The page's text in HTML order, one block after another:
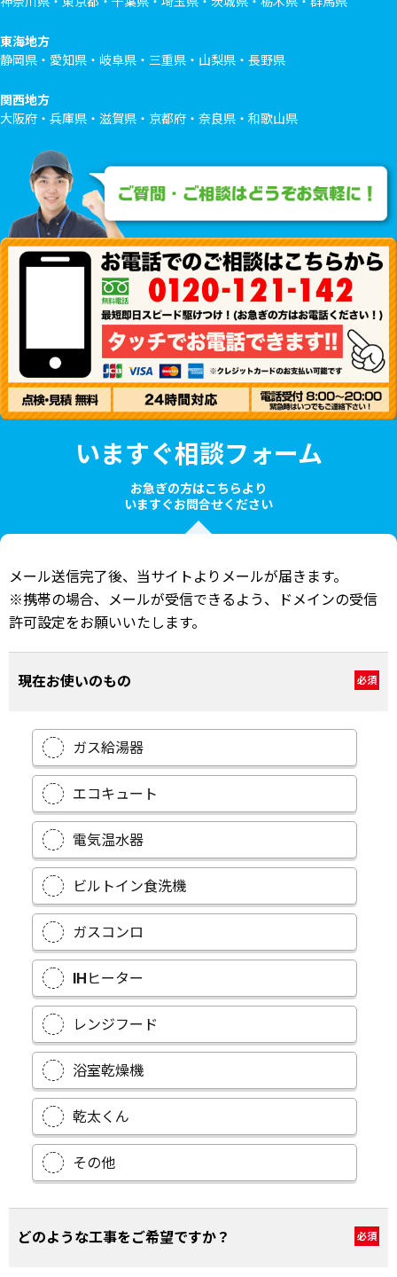
東海地方
静岡県・愛知県・岐阜県・三重県・山梨県・長野県
関西地方
大阪府・兵庫県・滋賀県・京都府・奈良県・和歌山県
いますぐ相談フォーム
お急ぎの方はこちらより
いますぐお問合せください
メール送信完了後、当サイトよりメールが届きます。
※携帯の場合、メールが受信できるよう、ドメインの受信
許可設定をお願いいたします。
現在お使いのもの 必須
ガス給湯器
エコキュート
電気温水器
ビルトイン食洗機
ガスコンロ
IHヒーター
レンジフード
浴室乾燥機
乾太くん
その他
どのような工事をご希望ですか？ 必須